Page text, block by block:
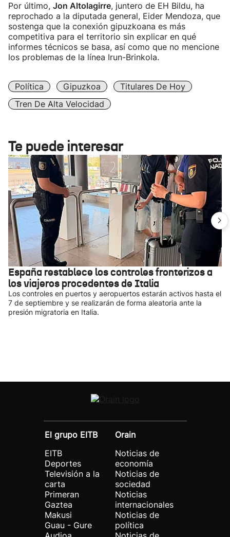
Por último, Jon Altolagirre, juntero de EH Bildu, ha
reprochado a la diputada general, Eider Mendoza, que
sostenga que la conexión gipuzkoana es más
competitiva para el territorio sin explicar en qué
informes técnicos se basa, así como que no mencione
los problemas de la línea Irun-Brinkola.
Política Gipuzkoa
Titulares De Hoy
Tren De Alta Velocidad
Te puede interesar
España restablece los controles fronterizos a
los viajeros procedentes de Italia
Los controles en puertos y aeropuertos estarán activos hasta el
7 de septiembre y se realizarán de forma aleatoria ante la
presión migratoria en Italia.
El grupo EITB
EITB
Deportes
Televisión a la
carta
Primeran
Gaztea
Makusi
Guau - Gure
Orain
Noticias de
economía
Noticias de
sociedad
Noticias
internacionales
Noticias de
política